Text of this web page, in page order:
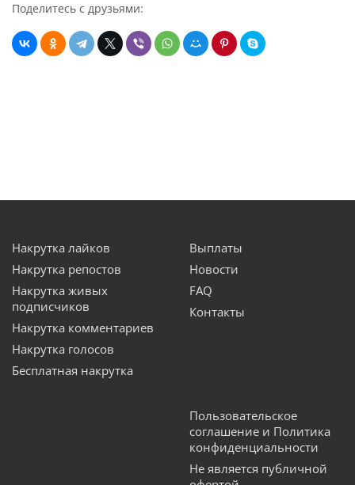
Поделитесь с друзьями:
Накрутка лайков
Накрутка репостов
Накрутка живых
подписчиков
Накрутка комментариев
Накрутка голосов
Бесплатная накрутка
Выплаты
Новости
FAQ
Контакты
Пользовательское
соглашение и Политика
конфиденциальности
Не является публичной